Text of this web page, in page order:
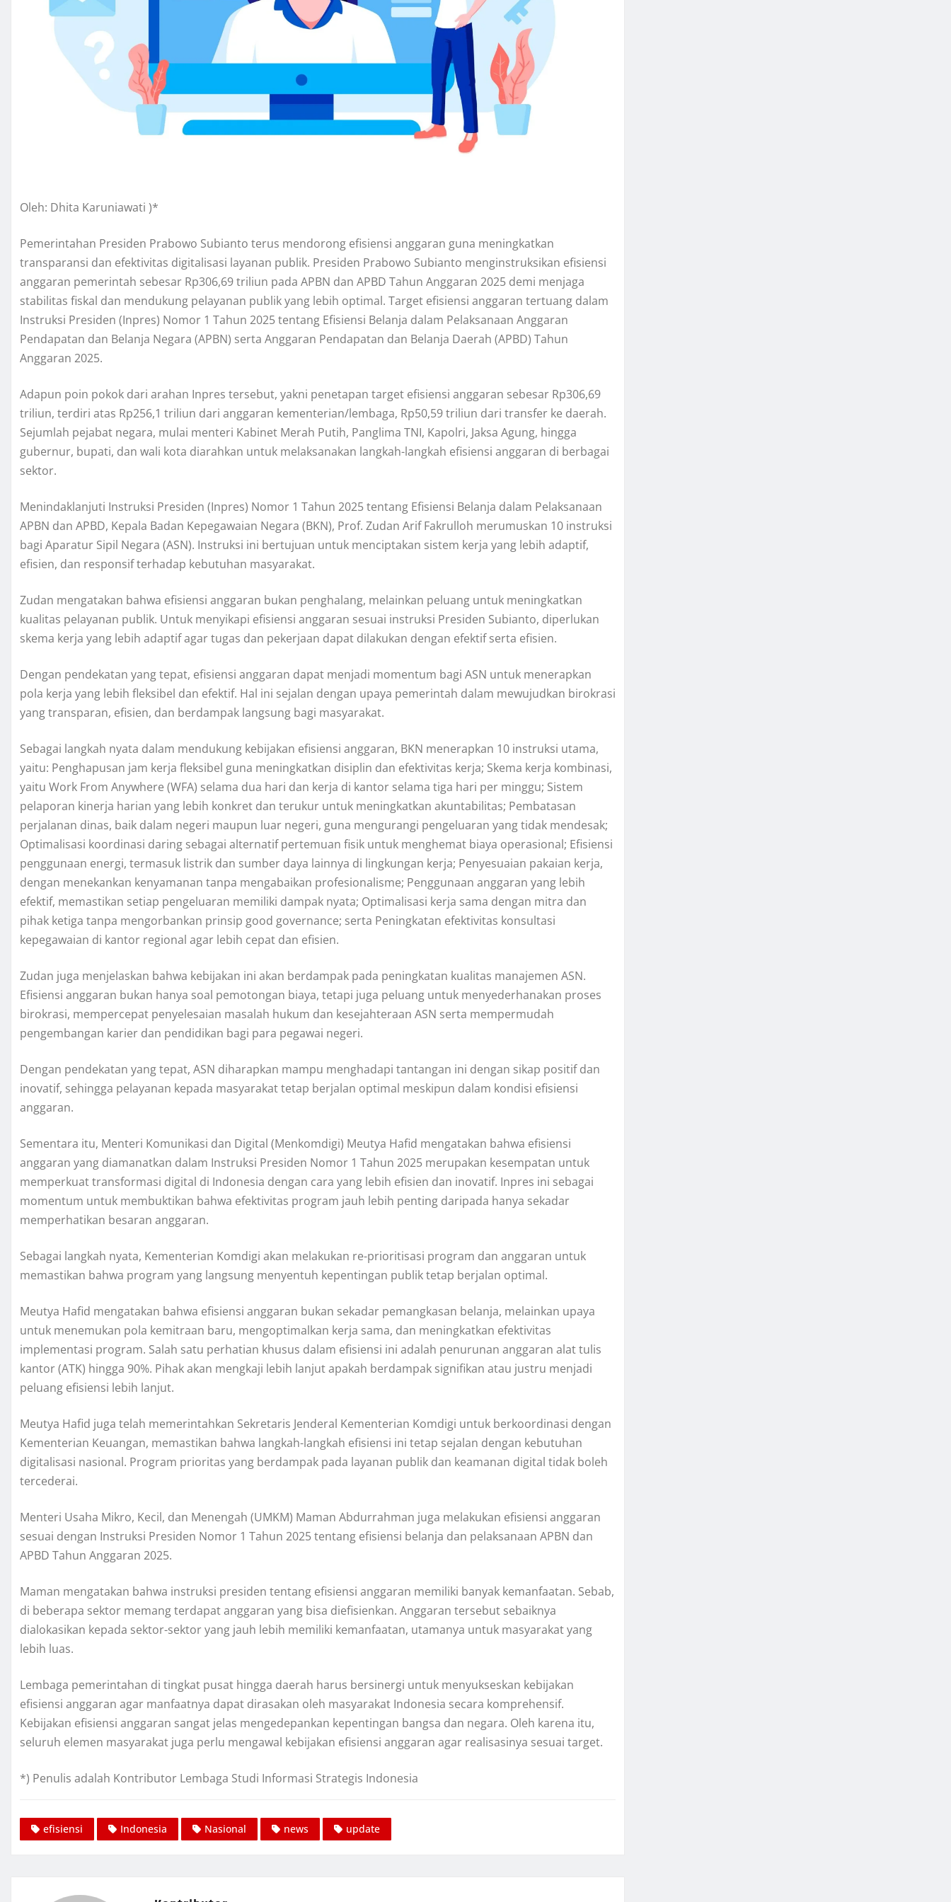
Oleh: Dhita Karuniawati )*
Pemerintahan Presiden Prabowo Subianto terus mendorong efisiensi anggaran guna meningkatkan
transparansi dan efektivitas digitalisasi layanan publik. Presiden Prabowo Subianto menginstruksikan efisiensi
anggaran pemerintah sebesar Rp306,69 triliun pada APBN dan APBD Tahun Anggaran 2025 demi menjaga
stabilitas fiskal dan mendukung pelayanan publik yang lebih optimal. Target efisiensi anggaran tertuang dalam
Instruksi Presiden (Inpres) Nomor 1 Tahun 2025 tentang Efisiensi Belanja dalam Pelaksanaan Anggaran
Pendapatan dan Belanja Negara (APBN) serta Anggaran Pendapatan dan Belanja Daerah (APBD) Tahun
Anggaran 2025.
Adapun poin pokok dari arahan Inpres tersebut, yakni penetapan target efisiensi anggaran sebesar Rp306,69
triliun, terdiri atas Rp256,1 triliun dari anggaran kementerian/lembaga, Rp50,59 triliun dari transfer ke daerah.
Sejumlah pejabat negara, mulai menteri Kabinet Merah Putih, Panglima TNI, Kapolri, Jaksa Agung, hingga
gubernur, bupati, dan wali kota diarahkan untuk melaksanakan langkah-langkah efisiensi anggaran di berbagai
sektor.
Menindaklanjuti Instruksi Presiden (Inpres) Nomor 1 Tahun 2025 tentang Efisiensi Belanja dalam Pelaksanaan
APBN dan APBD, Kepala Badan Kepegawaian Negara (BKN), Prof. Zudan Arif Fakrulloh merumuskan 10 instruksi
bagi Aparatur Sipil Negara (ASN). Instruksi ini bertujuan untuk menciptakan sistem kerja yang lebih adaptif,
efisien, dan responsif terhadap kebutuhan masyarakat.
Zudan mengatakan bahwa efisiensi anggaran bukan penghalang, melainkan peluang untuk meningkatkan
kualitas pelayanan publik. Untuk menyikapi efisiensi anggaran sesuai instruksi Presiden Subianto, diperlukan
skema kerja yang lebih adaptif agar tugas dan pekerjaan dapat dilakukan dengan efektif serta efisien.
Dengan pendekatan yang tepat, efisiensi anggaran dapat menjadi momentum bagi ASN untuk menerapkan
pola kerja yang lebih fleksibel dan efektif. Hal ini sejalan dengan upaya pemerintah dalam mewujudkan birokrasi
yang transparan, efisien, dan berdampak langsung bagi masyarakat.
Sebagai langkah nyata dalam mendukung kebijakan efisiensi anggaran, BKN menerapkan 10 instruksi utama,
yaitu: Penghapusan jam kerja fleksibel guna meningkatkan disiplin dan efektivitas kerja; Skema kerja kombinasi,
yaitu Work From Anywhere (WFA) selama dua hari dan kerja di kantor selama tiga hari per minggu; Sistem
pelaporan kinerja harian yang lebih konkret dan terukur untuk meningkatkan akuntabilitas; Pembatasan
perjalanan dinas, baik dalam negeri maupun luar negeri, guna mengurangi pengeluaran yang tidak mendesak;
Optimalisasi koordinasi daring sebagai alternatif pertemuan fisik untuk menghemat biaya operasional; Efisiensi
penggunaan energi, termasuk listrik dan sumber daya lainnya di lingkungan kerja; Penyesuaian pakaian kerja,
dengan menekankan kenyamanan tanpa mengabaikan profesionalisme; Penggunaan anggaran yang lebih
efektif, memastikan setiap pengeluaran memiliki dampak nyata; Optimalisasi kerja sama dengan mitra dan
pihak ketiga tanpa mengorbankan prinsip good governance; serta Peningkatan efektivitas konsultasi
kepegawaian di kantor regional agar lebih cepat dan efisien.
Zudan juga menjelaskan bahwa kebijakan ini akan berdampak pada peningkatan kualitas manajemen ASN.
Efisiensi anggaran bukan hanya soal pemotongan biaya, tetapi juga peluang untuk menyederhanakan proses
birokrasi, mempercepat penyelesaian masalah hukum dan kesejahteraan ASN serta mempermudah
pengembangan karier dan pendidikan bagi para pegawai negeri.
Dengan pendekatan yang tepat, ASN diharapkan mampu menghadapi tantangan ini dengan sikap positif dan
inovatif, sehingga pelayanan kepada masyarakat tetap berjalan optimal meskipun dalam kondisi efisiensi
anggaran.
Sementara itu, Menteri Komunikasi dan Digital (Menkomdigi) Meutya Hafid mengatakan bahwa efisiensi
anggaran yang diamanatkan dalam Instruksi Presiden Nomor 1 Tahun 2025 merupakan kesempatan untuk
memperkuat transformasi digital di Indonesia dengan cara yang lebih efisien dan inovatif. Inpres ini sebagai
momentum untuk membuktikan bahwa efektivitas program jauh lebih penting daripada hanya sekadar
memperhatikan besaran anggaran.
Sebagai langkah nyata, Kementerian Komdigi akan melakukan re-prioritisasi program dan anggaran untuk
memastikan bahwa program yang langsung menyentuh kepentingan publik tetap berjalan optimal.
Meutya Hafid mengatakan bahwa efisiensi anggaran bukan sekadar pemangkasan belanja, melainkan upaya
untuk menemukan pola kemitraan baru, mengoptimalkan kerja sama, dan meningkatkan efektivitas
implementasi program. Salah satu perhatian khusus dalam efisiensi ini adalah penurunan anggaran alat tulis
kantor (ATK) hingga 90%. Pihak akan mengkaji lebih lanjut apakah berdampak signifikan atau justru menjadi
peluang efisiensi lebih lanjut.
Meutya Hafid juga telah memerintahkan Sekretaris Jenderal Kementerian Komdigi untuk berkoordinasi dengan
Kementerian Keuangan, memastikan bahwa langkah-langkah efisiensi ini tetap sejalan dengan kebutuhan
digitalisasi nasional. Program prioritas yang berdampak pada layanan publik dan keamanan digital tidak boleh
tercederai.
Menteri Usaha Mikro, Kecil, dan Menengah (UMKM) Maman Abdurrahman juga melakukan efisiensi anggaran
sesuai dengan Instruksi Presiden Nomor 1 Tahun 2025 tentang efisiensi belanja dan pelaksanaan APBN dan
APBD Tahun Anggaran 2025.
Maman mengatakan bahwa instruksi presiden tentang efisiensi anggaran memiliki banyak kemanfaatan. Sebab,
di beberapa sektor memang terdapat anggaran yang bisa diefisienkan. Anggaran tersebut sebaiknya
dialokasikan kepada sektor-sektor yang jauh lebih memiliki kemanfaatan, utamanya untuk masyarakat yang
lebih luas.
Lembaga pemerintahan di tingkat pusat hingga daerah harus bersinergi untuk menyukseskan kebijakan
efisiensi anggaran agar manfaatnya dapat dirasakan oleh masyarakat Indonesia secara komprehensif.
Kebijakan efisiensi anggaran sangat jelas mengedepankan kepentingan bangsa dan negara. Oleh karena itu,
seluruh elemen masyarakat juga perlu mengawal kebijakan efisiensi anggaran agar realisasinya sesuai target.
*) Penulis adalah Kontributor Lembaga Studi Informasi Strategis Indonesia
efisiensi Indonesia Nasional news update